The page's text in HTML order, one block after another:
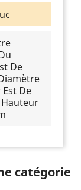
De
De
Hauteur
catégorie